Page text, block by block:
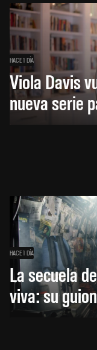
HACE 1 DÍA
Viola Davis
nueva serie
HACE 1 DÍA
La secuela
viva: su